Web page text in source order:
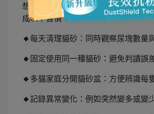
想要有效透過觀察貓砂尿跡掌握貓咪
成以下習慣：
🔸每天清理貓砂：同時觀察尿塊數量
🔸 固定使用同一種貓砂：避免判讀誤
🔸 多貓家庭分開貓砂盆：方便辨識每
🔸記錄異常變化：例如突然變多或變